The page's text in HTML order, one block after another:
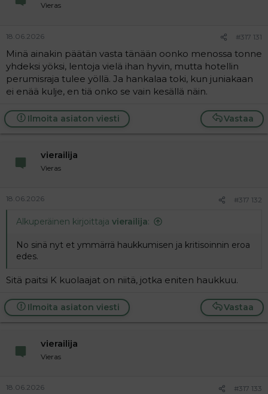
Vieras
18.06.2026 #317 131
Minä ainakin päätän vasta tänään oonko menossa tonne
yhdeksi yöksi, lentoja vielä ihan hyvin, mutta hotellin
perumisraja tulee yöllä. Ja hankalaa toki, kun juniakaan
ei enää kulje, en tiä onko se vain kesällä näin.
Vastaa
Ilmoita asiaton viesti
vierailija
Vieras
18.06.2026 #317 132
Alkuperäinen kirjoittaja vierailija:
No sinä nyt et ymmärrä haukkumisen ja kritisoinnin eroa
edes.
Sitä paitsi K kuolaajat on niitä, jotka eniten haukkuu.
Vastaa
Ilmoita asiaton viesti
vierailija
Vieras
18.06.2026 #317 133